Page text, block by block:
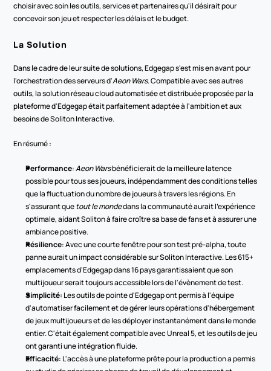
choisir avec soin les outils, services et partenaires qu'il désirait pour
concevoir son jeu et respecter les délais et le budget.
La Solution
Dans le cadre de leur suite de solutions, Edgegap s'est mis en avant pour
l'orchestration des serveurs d'Aeon Wars. Compatible avec ses autres
outils, la solution réseau cloud automatisée et distribuée proposée par la
plateforme d'Edgegap était parfaitement adaptée à l'ambition et aux
besoins de Soliton Interactive.
En résumé :
Performance: Aeon Wars bénéficierait de la meilleure latence
possible pour tous ses joueurs, indépendamment des conditions telles
que la fluctuation du nombre de joueurs à travers les régions. En
s'assurant que tout le monde dans la communauté aurait l'expérience
optimale, aidant Soliton à faire croître sa base de fans et à assurer une
ambiance positive.
Résilience: Avec une courte fenêtre pour son test pré-alpha, toute
panne aurait un impact considérable sur Soliton Interactive. Les 615+
emplacements d'Edgegap dans 16 pays garantissaient que son
multijoueur serait toujours accessible lors de l'évènement de test.
Simplicité: Les outils de pointe d'Edgegap ont permis à l'équipe
d'automatiser facilement et de gérer leurs opérations d'hébergement
de jeux multijoueurs et de les déployer instantanément dans le monde
entier. C'était également compatible avec Unreal 5, et les outils de jeu
ont garanti une intégration fluide.
Efficacité: L'accès à une plateforme prête pour la production a permis